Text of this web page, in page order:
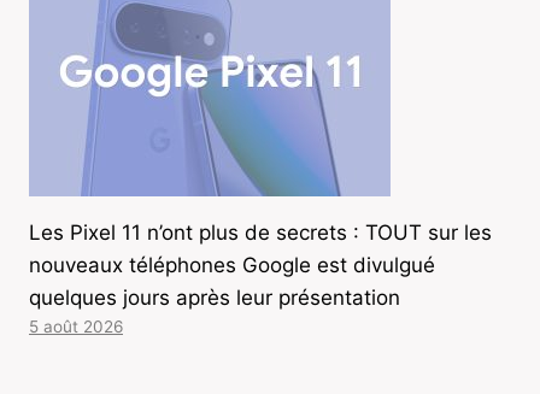
Les Pixel 11 n’ont plus de secrets : TOUT sur les
nouveaux téléphones Google est divulgué
quelques jours après leur présentation
5 août 2026